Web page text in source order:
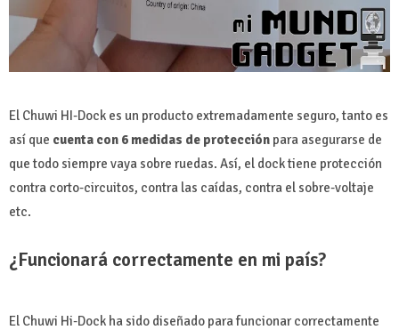
El Chuwi HI-Dock es un producto extremadamente seguro, tanto es
así que cuenta con 6 medidas de protección para asegurarse de
que todo siempre vaya sobre ruedas. Así, el dock tiene protección
contra corto-circuitos, contra las caídas, contra el sobre-voltaje
etc.
¿Funcionará correctamente en mi país?
El Chuwi Hi-Dock ha sido diseñado para funcionar correctamente